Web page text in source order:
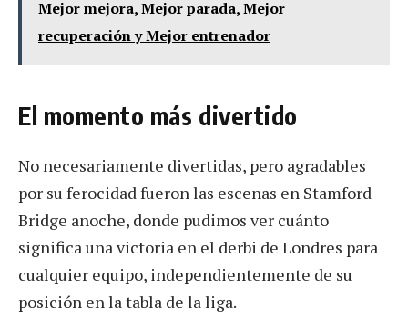
Mejor mejora, Mejor parada, Mejor
recuperación y Mejor entrenador
El momento más divertido
No necesariamente divertidas, pero agradables
por su ferocidad fueron las escenas en Stamford
Bridge anoche, donde pudimos ver cuánto
significa una victoria en el derbi de Londres para
cualquier equipo, independientemente de su
posición en la tabla de la liga.